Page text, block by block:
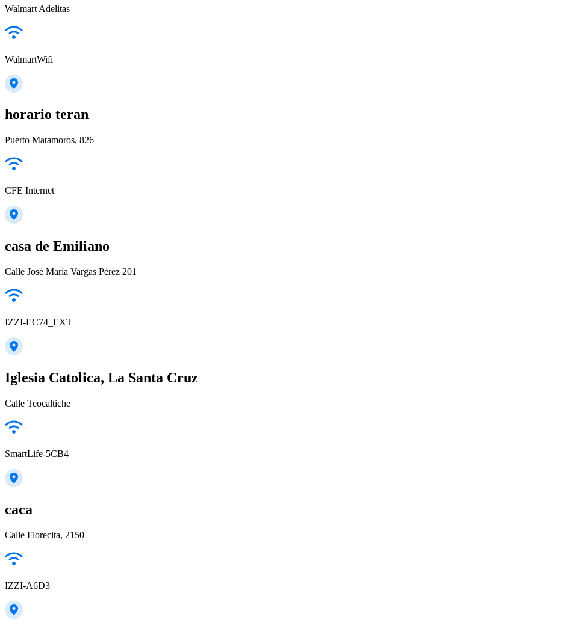
Walmart Adelitas
WalmartWifi
horario teran
Puerto Matamoros, 826
CFE Internet
casa de Emiliano
Calle José María Vargas Pérez 201
IZZI-EC74_EXT
Iglesia Catolica, La Santa Cruz
Calle Teocaltiche
SmartLife-5CB4
caca
Calle Florecita, 2150
IZZI-A6D3